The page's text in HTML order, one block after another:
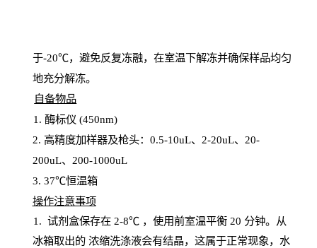
于-20℃，避免反复冻融，在室温下解冻并确保样品均匀
地充分解冻。
自备物品
1 . 酶标仪 (450nm)
2. 高精度加样器及枪头： 0.5-10uL、 2-20uL、 20-
200uL、 200-1000uL
3. 37℃恒温箱
操作注意事项
1. 试剂盒保存在 2-8℃ ，使用前室温平衡 20 分钟。从
冰箱取出的 浓缩洗涤液会有结晶，这属于正常现象，水